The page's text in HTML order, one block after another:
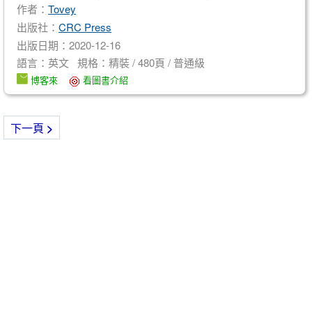
作者： Tovey
出版社： CRC Press
出版日期：2020-12-16
語言：英文 規格：精裝 / 480頁 / 普通級
博客來 看圖書介紹
下一頁 >